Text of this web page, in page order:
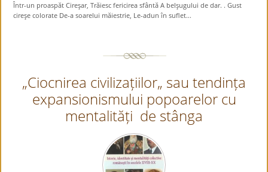
Într-un proaspăt Cireşar, Trăiesc fericirea sfântă A belşugului de dar. . Gust
cireşe colorate De-a soarelui măiestrie, Le-adun în suflet...
„Ciocnirea civilizațiilor„ sau tendința
expansionismului popoarelor cu
mentalități de stânga